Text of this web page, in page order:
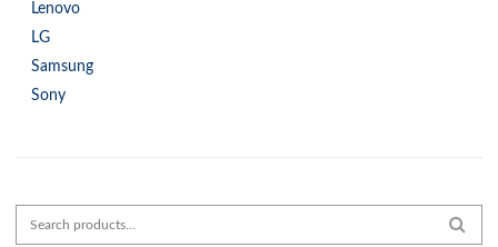
Lenovo
LG
Samsung
Sony
Search for: